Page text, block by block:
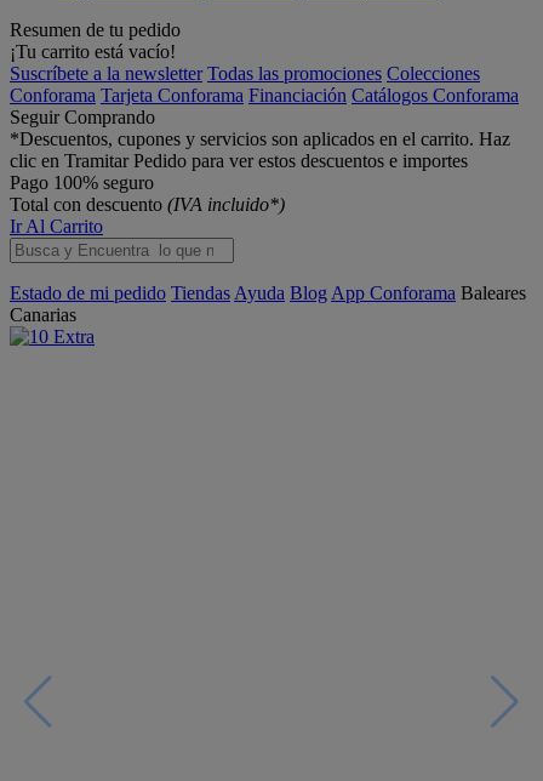
Resumen de tu pedido
¡Tu carrito está vacío!
Suscríbete a la newsletter Todas las promociones Colecciones
Conforama Tarjeta Conforama Financiación Catálogos Conforama
Seguir Comprando
*Descuentos, cupones y servicios son aplicados en el carrito. Haz
clic en Tramitar Pedido para ver estos descuentos e importes
Pago 100% seguro
Total con descuento (IVA incluido*)
Ir Al Carrito
Estado de mi pedido Tiendas Ayuda Blog App Conforama Baleares
Canarias